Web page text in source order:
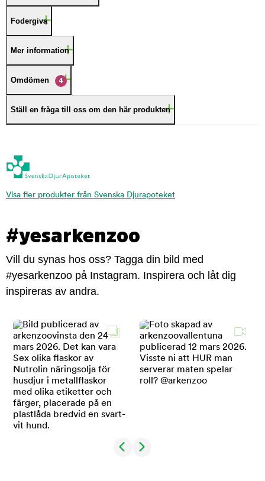
Fodergiva
Mer information
Omdömen 4
Ställ en fråga till oss om den här produkten
Visa fler produkter från Svenska Djurapoteket
#yesarkenzoo
Vill du synas hos oss? Tagga din bild med
#yesarkenzoo på Instagram. Inspirera och låt dig
inspireras av andra.